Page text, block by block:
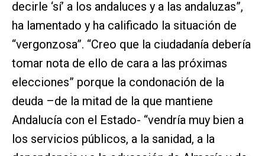
decirle ‘sí’ a los andaluces y a las andaluzas”,
ha lamentado y ha calificado la situación de
“vergonzosa”. “Creo que la ciudadanía debería
tomar nota de ello de cara a las próximas
elecciones” porque la condonación de la
deuda –de la mitad de la que mantiene
Andalucía con el Estado- “vendría muy bien a
los servicios públicos, a la sanidad, a la